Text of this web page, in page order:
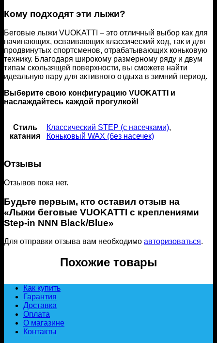
Кому подходят эти лыжи?
Беговые лыжи VUOKATTI – это отличный выбор как для
начинающих, осваивающих классический ход, так и для
продвинутых спортсменов, отрабатывающих коньковую
технику. Благодаря широкому размерному ряду и двум
типам скользящей поверхности, вы сможете найти
идеальную пару для активного отдыха в зимний период.
Выберите свою конфигурацию VUOKATTI и
наслаждайтесь каждой прогулкой!
Стиль
катания
Классический STEP (с насечками),
Коньковый WAX (без насечек)
Отзывы
Отзывов пока нет.
Будьте первым, кто оставил отзыв на
«Лыжи беговые VUOKATTI с креплениями
Step-in NNN Black/Blue»
Для отправки отзыва вам необходимо авторизоваться.
Похожие товары
Как купить
Гарантия
Доставка
Оплата
О магазине
Контакты